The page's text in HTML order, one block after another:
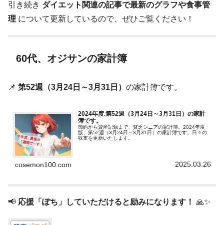
引き続き ダイエット関連の記事で最新のグラフや食事管
理 について更新しているので、ぜひご覧ください！
60代、オジサンの家計簿
📌 第52週（3月24日～3月31日） の家計簿です。
2024年度.第52週（3月24日～3月31日）の家計
簿です。
節約から資産記録まで、貧乏シニアの家計簿。2024年度
版、第52週（3月24日～3月31日）の家計簿です。日々の
収支を更新いたします。
cosemon100.com 2025.03.26
📢 応援「ぽち」していただけると励みになります！ 🙏✨